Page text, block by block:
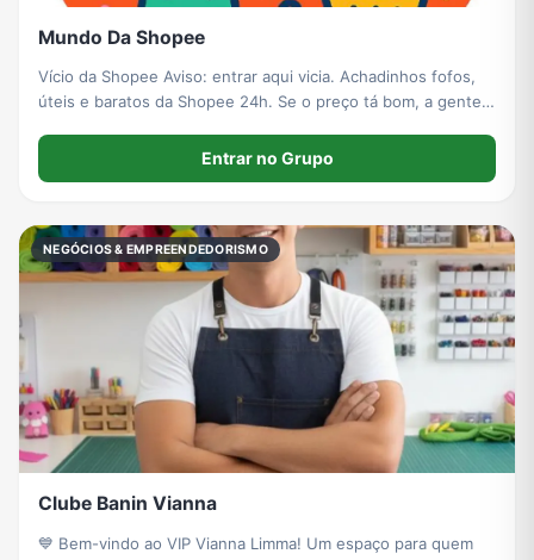
Mundo Da Shopee
Vício da Shopee Aviso: entrar aqui vicia. Achadinhos fofos,
úteis e baratos da Shopee 24h. Se o preço tá bom, a gente
Entrar no Grupo
NEGÓCIOS & EMPREENDEDORISMO
Clube Banin Vianna
💙 Bem-vindo ao VIP Vianna Limma! Um espaço para quem